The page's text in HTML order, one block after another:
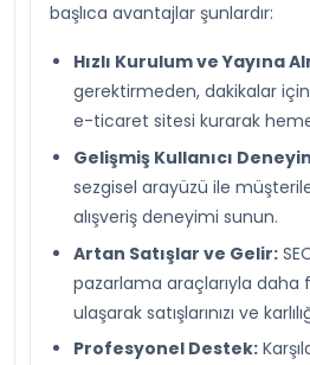
başlıca avantajlar şunlardır:
Hızlı Kurulum ve Yayına
gerektirmeden, dakikalar
e-ticaret sitesi kurarak
Gelişmiş Kullanıcı
sezgisel arayüzü ile
alışveriş deneyimi sunun.
Artan Satışlar ve Gelir:
pazarlama araçlarıyla daha
ulaşarak satışlarınızı ve
Profesyonel Destek: